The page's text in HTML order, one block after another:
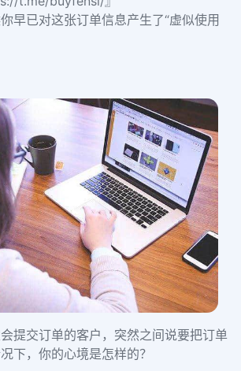
早已对这张订单信息产生了“虚似使用
提交订单的客户，突然之间说要把订单
下，你的心境是怎样的？